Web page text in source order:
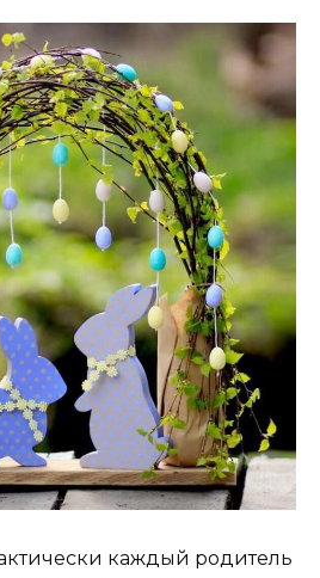
каждый родитель